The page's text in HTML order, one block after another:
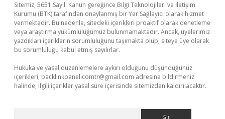
Sitemiz, 5651 Sayılı Kanun gereğince Bilgi Teknolojileri ve İletişim
Kurumu (BTK) tarafından onaylanmış bir Yer Sağlayıcı olarak hizmet
vermektedir. Bu nedenle, sitedeki içerikleri proaktif olarak denetleme
veya araştırma yükümlülüğümüz bulunmamaktadır. Ancak, üyelerimiz
yazdıkları içeriklerin sorumluluğunu taşımakta olup, siteye üye olarak
bu sorumluluğu kabul etmiş sayılırlar.
Hukuka ve yasal düzenlemelere aykırı olduğunu düşündüğünüz
içerikleri, backlinkpanelicomtr@gmail.com adresine bildirmeniz
halinde, ilgili içerikler yasal süre içerisinde sitemizden kaldırılacaktır.